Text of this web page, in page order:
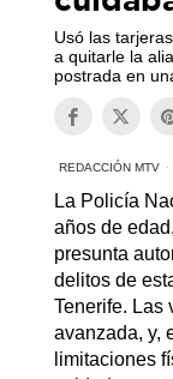
Usó las
a quitarle la
postrada en
REDACCIÓN MTV
La Policía
años de
presunta
delitos de
Tenerife. Las
avanzada, y,
limitaciones